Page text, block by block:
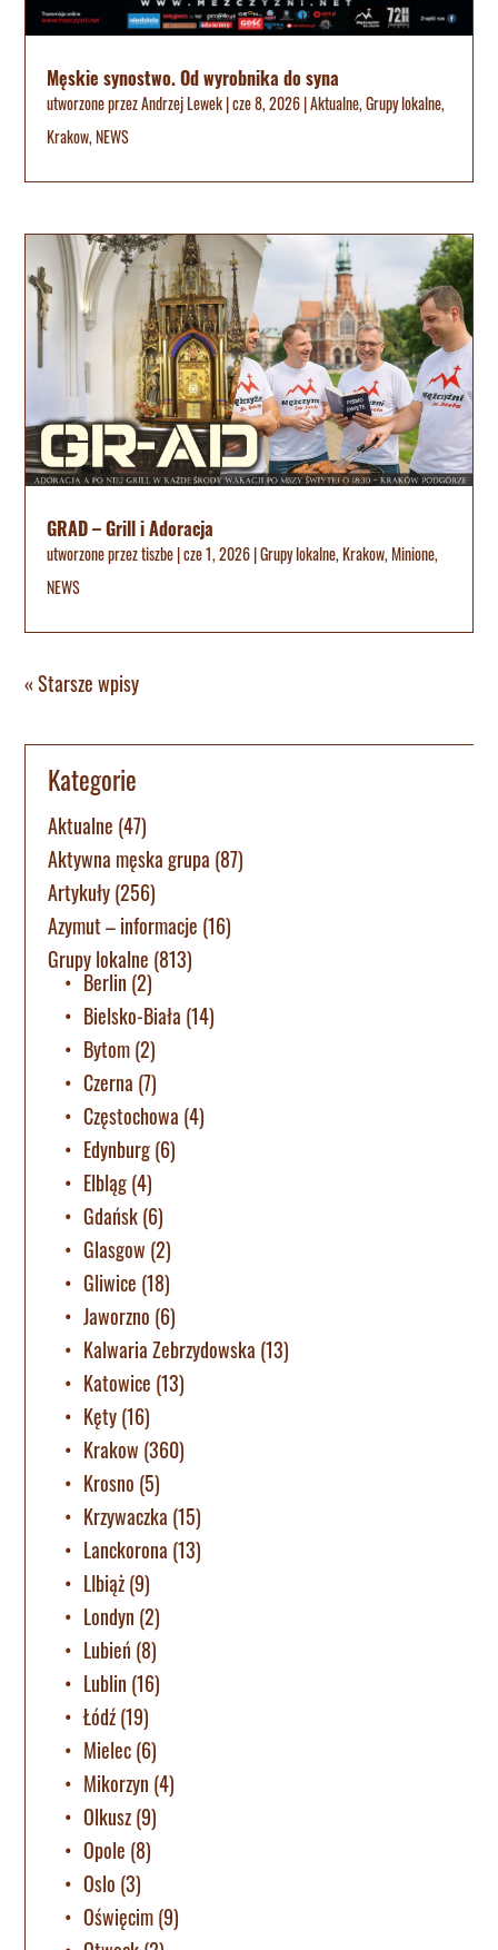
Męskie synostwo. Od wyrobnika do syna
utworzone przezAndrzej Lewek|cze 8, 2026|Aktualne,Grupy lokalne,
Krakow,NEWS
GRAD – Grill i Adoracja
utworzone przeztiszbe|cze 1, 2026|Grupy lokalne,Krakow,Minione,
NEWS
« Starsze wpisy
Kategorie
Aktualne (47)
Aktywna męska grupa (87)
Artykuły(256)
Azymut – informacje (16)
Grupy lokalne (813)
Berlin (2)
Bielsko-Biała (14)
Bytom(2)
Czerna (7)
Częstochowa (4)
Edynburg(6)
Elbląg(4)
Gdańsk(6)
Glasgow (2)
Gliwice (18)
Jaworzno (6)
Kalwaria Zebrzydowska (13)
Katowice (13)
Kęty(16)
Krakow (360)
Krosno (5)
Krzywaczka (15)
Lanckorona (13)
LIbiąż(9)
Londyn (2)
Lubień (8)
Lublin (16)
Łódź(19)
Mielec(6)
Mikorzyn (4)
Olkusz(9)
Opole (8)
Oslo (3)
Oświęcim(9)